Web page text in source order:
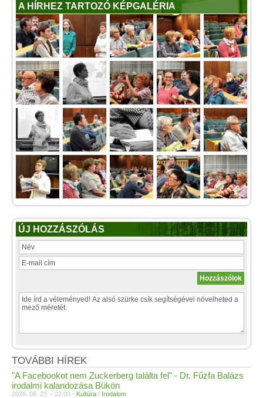
A HÍRHEZ TARTOZÓ KÉPGALÉRIA
ÚJ HOZZÁSZÓLÁS
TOVÁBBI HÍREK
"A Facebookot nem Zuckerberg találta fel" - Dr. Fűzfa Balázs
irodalmi kalandozása Bükön
2026. 06. 23. - 22:00 - Kultúra / Irodalom